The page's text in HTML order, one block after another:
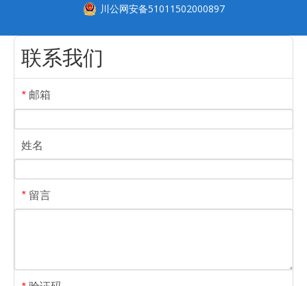
川公网安备51011502000897
联系我们
* 邮箱
姓名
* 留言